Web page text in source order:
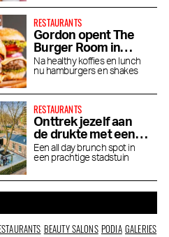
RESTAURANTS
Gordon opent The
Burger Room in
Museumkwartier
Na healthy koffies en lunch
nu hamburgers en shakes
RESTAURANTS
Onttrek jezelf aan
de drukte met een
brunch bij Dignita
Hoftuin
Een all day brunch spot in
een prachtige stadstuin
BEAUTY SALONS PODIA GALERIES